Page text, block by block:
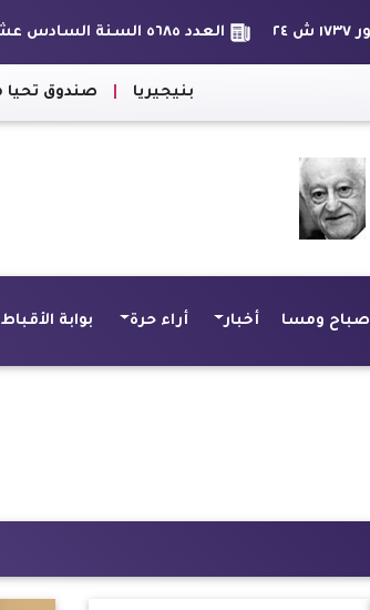
العدد ٥٦٨٥ السنة السادس عشر
صندوق تحيا مصر يسجل 3 ألقاب بموسوعة جينيس.. ونبيلة مكرم توجه رسالة للمصريين بالإمارات
صباح ومسا أخبار أراء حرة بوابة الأقباط